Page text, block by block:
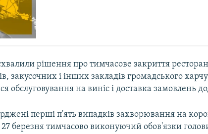
рішення про тимчасове закриття
закусочних і інших закладів громадського
обслуговування на виніс і доставка замовлень
перші п'ять випадків захворювання на
27 березня тимчасово виконуючий обов'язки